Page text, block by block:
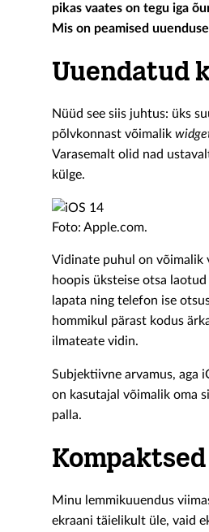
pikas vaates on tegu iga
Mis on peamised
Uuendatud
Nüüd see siis juhtus: üks
põlvkonnast võimalik
Varasemalt olid nad
külge.
Foto: Apple.com.
Vidinate puhul on võimalik
hoopis üksteise otsa
lapata ning telefon ise
hommikul pärast kodus
ilmateate vidin.
Subjektiivne arvamus, aga
on kasutajal võimalik oma
palla.
Minu lemmikuuendus
ekraani täielikult üle, vaid